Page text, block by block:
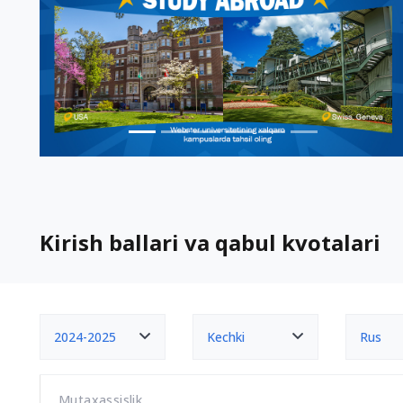
Kirish ballari va qabul kvotalari
2024-2025 Kechki Rus